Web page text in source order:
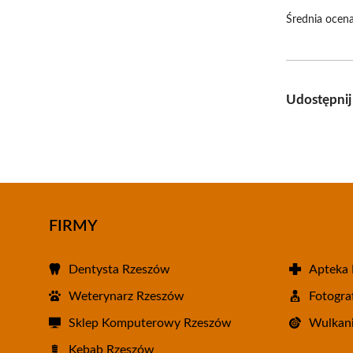
Średnia
Udostępnij
FIRMY
Dentysta Rzeszów Apteka
Weterynarz Rzeszów
Sklep Komputerowy Rzeszów
Kebab Rzeszów